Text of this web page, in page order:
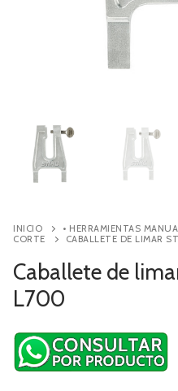
INICIO • HERRAMIENTAS
CORTE
CABALLETE DE LIMAR
Caballete de
L700